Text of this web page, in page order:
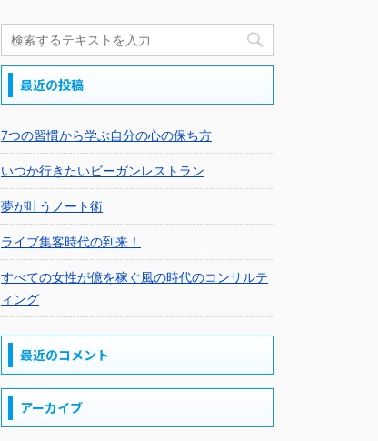
最近の投稿
7つの習慣から学ぶ自分の心の保ち方
いつか行きたいビーガンレストラン
夢が叶うノート術
ライブ集客時代の到来！
すべての女性が億を稼ぐ風の時代のコンサルテ
ィング
最近のコメント
アーカイブ